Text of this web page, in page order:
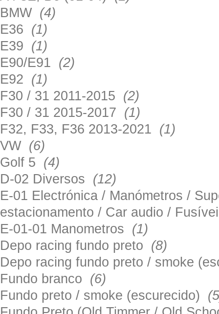
BMW (4)
E36 (1)
E39 (1)
E90/E91 (2)
E92 (1)
F30 / 31 2011-2015 (2)
F30 / 31 2015-2017 (1)
F32, F33, F36 2013-2021 (1)
VW (6)
Golf 5 (4)
D-02 Diversos (12)
E-01 Electrónica / Manómetros /
estacionamento / Car audio /
E-01-01 Manometros (1)
Depo racing fundo preto (8)
Depo racing fundo preto / smoke
Fundo branco (6)
Fundo preto / smoke (escurecido)